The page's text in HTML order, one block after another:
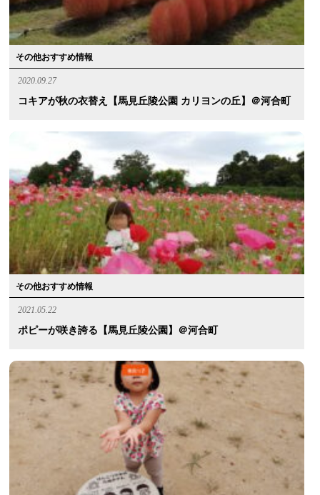
その他おすすめ情報
2020.09.27
コキアが秋の衣替え【馬見丘陵公園 カリヨンの丘】＠河合町
その他おすすめ情報
2021.05.22
ポピーが咲き誇る【馬見丘陵公園】＠河合町